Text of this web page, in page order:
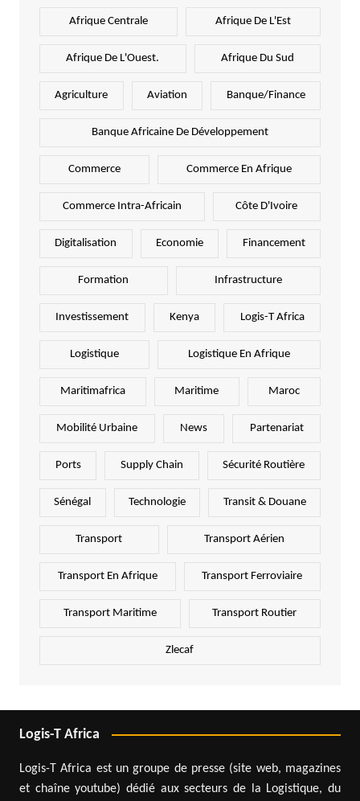
Afrique Centrale Afrique De L'Est
Afrique De L'Ouest. Afrique Du Sud
Agriculture Aviation Banque/Finance
Banque Africaine De Développement
Commerce Commerce En Afrique
Commerce Intra-Africain Côte D'Ivoire
Digitalisation Economie Financement
Formation Infrastructure
Investissement Kenya Logis-T Africa
Logistique Logistique En Afrique
Maritimafrica Maritime Maroc
Mobilité Urbaine News Partenariat
Ports Supply Chain Sécurité Routière
Sénégal Technologie Transit & Douane
Transport Transport Aérien
Transport En Afrique Transport Ferroviaire
Transport Maritime Transport Routier
Zlecaf
Logis-T Africa
Logis-T Africa est un groupe de presse (site web, magazines
et chaîne youtube) dédié aux secteurs de la Logistique, du